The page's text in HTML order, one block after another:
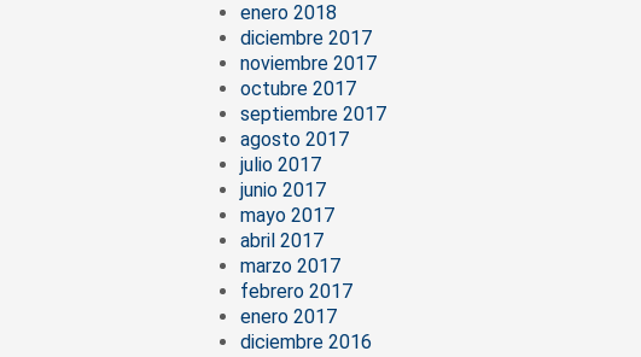
enero 2018
diciembre 2017
noviembre 2017
octubre 2017
septiembre 2017
agosto 2017
julio 2017
junio 2017
mayo 2017
abril 2017
marzo 2017
febrero 2017
enero 2017
diciembre 2016